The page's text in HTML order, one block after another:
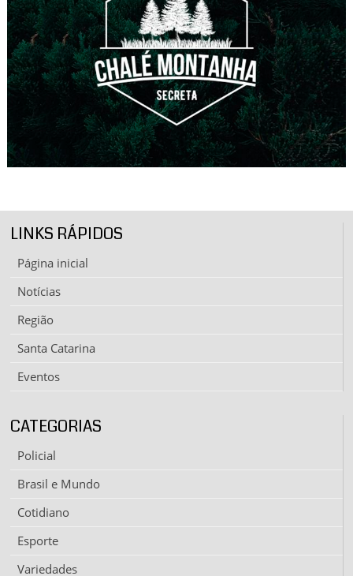
LINKS RÁPIDOS
Página inicial
Notícias
Região
Santa Catarina
Eventos
CATEGORIAS
Policial
Brasil e Mundo
Cotidiano
Esporte
Variedades